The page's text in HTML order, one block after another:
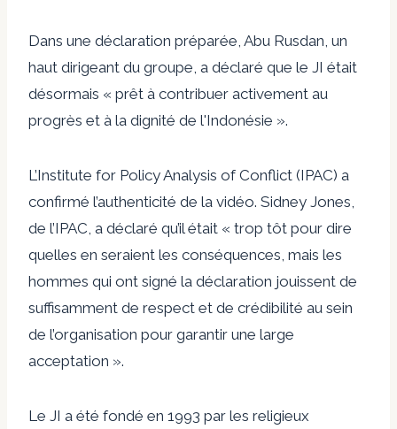
Dans une déclaration préparée, Abu Rusdan, un
haut dirigeant du groupe, a déclaré que le JI était
désormais « prêt à contribuer activement au
progrès et à la dignité de l'Indonésie ».
L’Institute for Policy Analysis of Conflict (IPAC) a
confirmé l’authenticité de la vidéo. Sidney Jones,
de l’IPAC, a déclaré qu’il était « trop tôt pour dire
quelles en seraient les conséquences, mais les
hommes qui ont signé la déclaration jouissent de
suffisamment de respect et de crédibilité au sein
de l’organisation pour garantir une large
acceptation ».
Le JI a été fondé en 1993 par les religieux